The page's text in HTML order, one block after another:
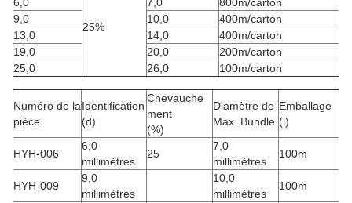
25%
9,0
10,0
400m/carton
13,0
14,0
400m/carton
19,0
20,0
200m/carton
25,0
26,0 100m/carton
Numéro de la
pièce.
Identification
(d)
Chevauche
ment
(%)
Diamètre de
Max. Bundle.
Emballage
(l)
HYH-006
6,0
millimètres
25
7,0
millimètres
100m
HYH-009
9,0
millimètres
10,0
millimètres
100m